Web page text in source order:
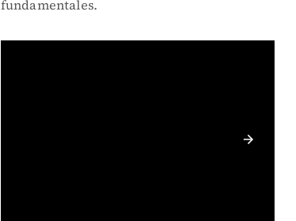
fundamentales.